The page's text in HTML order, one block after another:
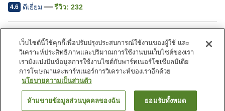
4.6 ดีเยี่ยม รีวิว: 232
ที่จอดรถ
ห้องจัดเลี้ยง
ห้องอาบน้ำใหญ่ (มีบ่อน้ำพุ
ร้อน)
บริการโทรปลุก
หน้าแรก ญี่ปุ่น อิบารากิ
นครคิตาอิบารากิ
Hirakatako Onsen Minshuku Akatsukien
ค้นหาห้องพัก
เว็บไซต์นี้ใช้คุกกี้เพื่อปรับปรุงประสบการณ์ใช้งานของผู้ใช้ และ
วิเคราะห์ประสิทธิภาพและปริมาณการใช้งานบนเว็บไซต์ของเรา
เรายังแบ่งปันข้อมูลการใช้งานไซต์กับพาร์ทเนอร์โซเชียลมีเดีย
การโฆษณาและพาร์ทเนอร์การวิเคราะห์ของเราอีกด้วย
นโยบายความเป็นส่วนตัว
ห้ามขายข้อมูลส่วนบุคคลของฉัน ยอมรับทั้งหมด